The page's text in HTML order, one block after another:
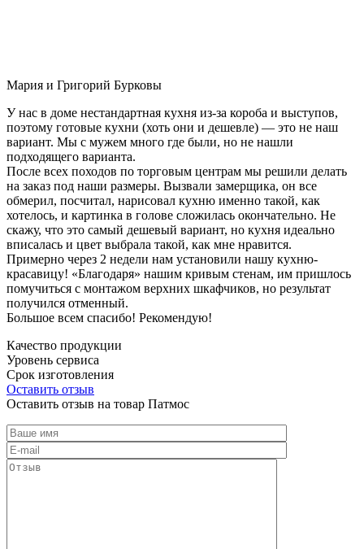
Мария и Григорий Бурковы
У нас в доме нестандартная кухня из-за короба и выступов,
поэтому готовые кухни (хоть они и дешевле) — это не наш
вариант. Мы с мужем много где были, но не нашли
подходящего варианта.
После всех походов по торговым центрам мы решили делать
на заказ под наши размеры. Вызвали замерщика, он все
обмерил, посчитал, нарисовал кухню именно такой, как
хотелось, и картинка в голове сложилась окончательно. Не
скажу, что это самый дешевый вариант, но кухня идеально
вписалась и цвет выбрала такой, как мне нравится.
Примерно через 2 недели нам установили нашу кухню-
красавицу! «Благодаря» нашим кривым стенам, им пришлось
помучиться с монтажом верхних шкафчиков, но результат
получился отменный.
Большое всем спасибо! Рекомендую!
Качество продукции
Уровень сервиса
Срок изготовления
Оставить отзыв
Оставить отзыв на товар Патмос